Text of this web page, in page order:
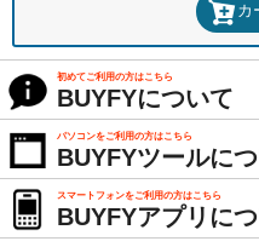
カ
初めてご利用の方はこちら
BUYFYについて
パソコンをご利用の方はこちら
BUYFYツールに
スマートフォンをご利用の方はこちら
BUYFYアプリに